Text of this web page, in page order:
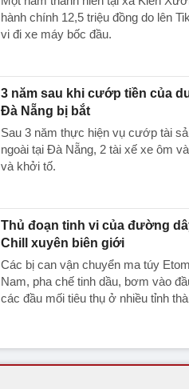
hành chính 12,5 triệu đồng do lên
vi đi xe máy bốc đầu.
3 năm sau khi cướp tiền của
Đà Nẵng bị bắt
Sau 3 năm thực hiện vụ cướp tài
ngoài tại Đà Nẵng, 2 tài xế xe ôm
và khởi tố.
Thủ đoạn tinh vi của đường
Chill xuyên biên giới
Các bị can vận chuyển ma túy
Nam, pha chế tinh dầu, bơm vào
các đầu mối tiêu thụ ở nhiều tỉnh